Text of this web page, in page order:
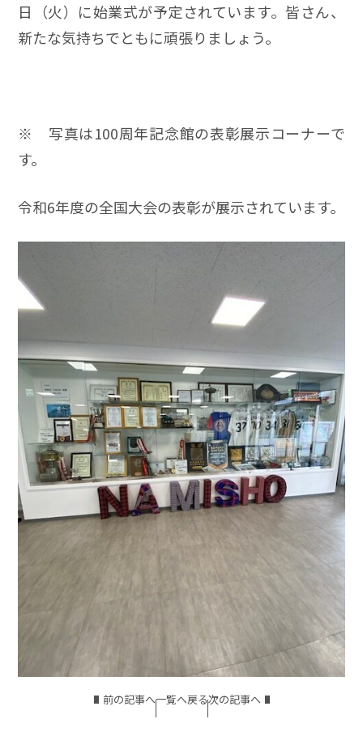
日（火）に始業式が予定されています。皆さん、
新たな気持ちでともに頑張りましょう。
※ 写真は100周年記念館の表彰展示コーナーで
す。
令和6年度の全国大会の表彰が展示されています。
前の記事へ一覧へ戻る次の記事へ